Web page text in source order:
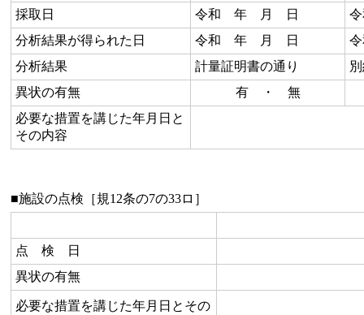
採取日
令和 年 月 日
分析結果が得られた日
令和 年 月 日
分析結果
計量証明書の通り
異状の有無
有 ・ 無
必要な措置を講じた年月日と
その内容
■施設の点検［規12条の7の33ロ］
点 検 日
異状の有無
必要な措置を講じた年月日とその